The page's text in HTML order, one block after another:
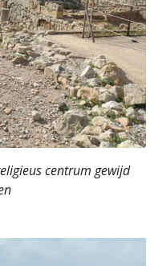
centrum gewijd